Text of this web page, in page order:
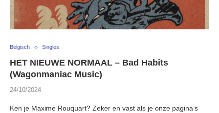
Belgisch Singles
HET NIEUWE NORMAAL – Bad Habits
(Wagonmaniac Music)
24/10/2024
Ken je Maxime Rouquart? Zeker en vast als je onze pagina’s